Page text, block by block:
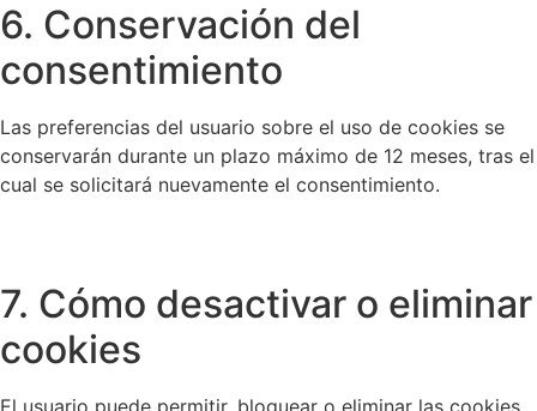
6. Conservación del
consentimiento
Las preferencias del usuario sobre el uso de cookies se
conservarán durante un plazo máximo de 12 meses, tras el
cual se solicitará nuevamente el consentimiento.
7. Cómo desactivar o eliminar
cookies
El usuario puede permitir, bloquear o eliminar las cookies